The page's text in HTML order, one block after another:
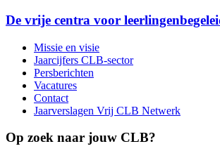
De vrije centra voor
Missie en visie
Jaarcijfers CLB-sector
Persberichten
Vacatures
Contact
Jaarverslagen Vrij CLB Netwerk
Op zoek naar jouw CLB?